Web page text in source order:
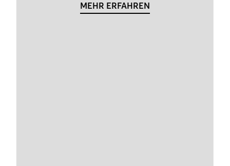
MEHR ERFAHREN